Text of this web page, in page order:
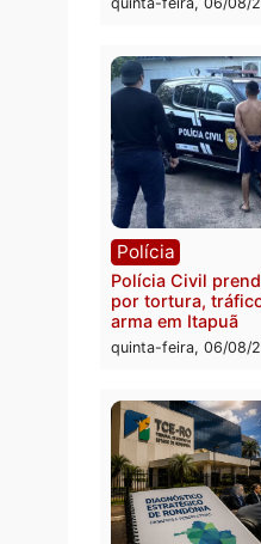
pode levar à
quinta-feira, 06/
Polícia
Homem é
quinta-feira, 06/